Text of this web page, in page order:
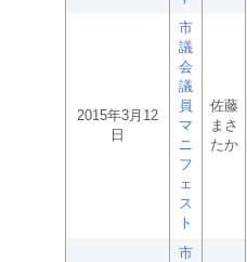
2015年3月12
日
市
議
会
議
員
マ
ニ
フ
ェ
ス
ト
佐藤
まさ
たか
市